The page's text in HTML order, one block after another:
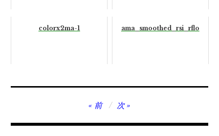
colorx2ma-1 ama_smoothed_rsi_rflo
稿
前 次